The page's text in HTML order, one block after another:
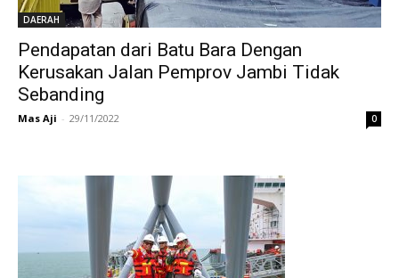
DAERAH
Pendapatan dari Batu Bara Dengan
Kerusakan Jalan Pemprov Jambi Tidak
Sebanding
Mas Aji - 29/11/2022 0